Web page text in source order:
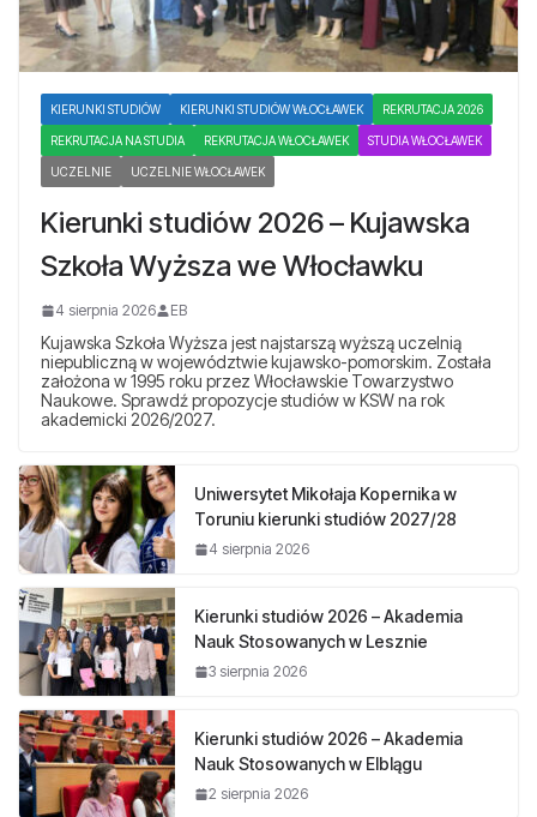
KIERUNKI STUDIÓW KIERUNKI STUDIÓW WŁOCŁAWEK REKRUTACJA 2026
REKRUTACJA NA STUDIA REKRUTACJA WŁOCŁAWEK STUDIA WŁOCŁAWEK
UCZELNIE UCZELNIE WŁOCŁAWEK
Kierunki studiów 2026 – Kujawska
Szkoła Wyższa we Włocławku
4 sierpnia 2026 EB
Kujawska Szkoła Wyższa jest najstarszą wyższą uczelnią
niepubliczną w województwie kujawsko-pomorskim. Została
założona w 1995 roku przez Włocławskie Towarzystwo
Naukowe. Sprawdź propozycje studiów w KSW na rok
akademicki 2026/2027.
Uniwersytet Mikołaja Kopernika w
Toruniu kierunki studiów 2027/28
4 sierpnia 2026
Kierunki studiów 2026 – Akademia
Nauk Stosowanych w Lesznie
3 sierpnia 2026
Kierunki studiów 2026 – Akademia
Nauk Stosowanych w Elblągu
2 sierpnia 2026